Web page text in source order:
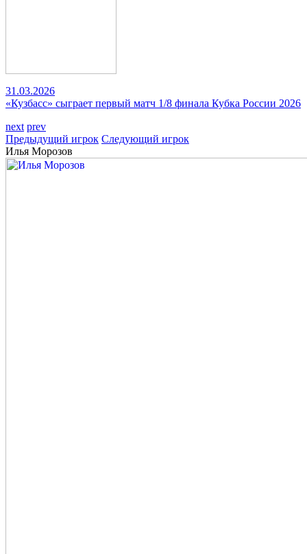
31.03.2026
«Кузбасс» сыграет первый матч 1/8 финала Кубка России 2026
next prev
Предыдущий игрок Следующий игрок
Илья Морозов